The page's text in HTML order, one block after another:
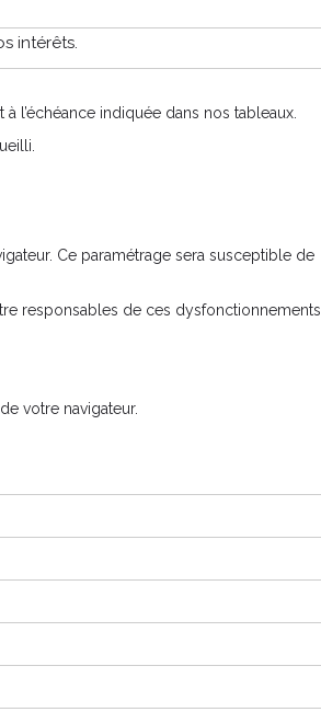
intérêts.
l’échéance indiquée dans nos tableaux.
Ce paramétrage sera susceptible de
responsables de ces dysfonctionnements.
votre navigateur.